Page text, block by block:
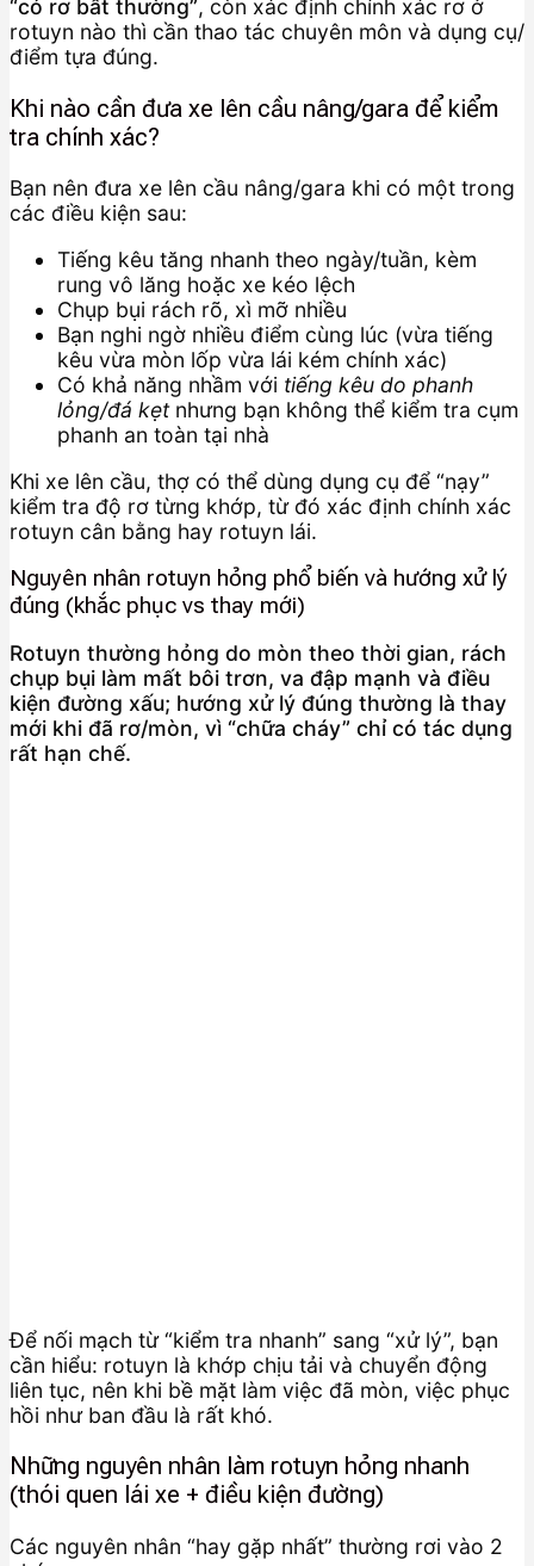
“có rơ bất thường”, còn xác định chính xác rơ ở
rotuyn nào thì cần thao tác chuyên môn và dụng cụ/
điểm tựa đúng.
Khi nào cần đưa xe lên cầu nâng/gara để kiểm
tra chính xác?
Bạn nên đưa xe lên cầu nâng/gara khi có một trong
các điều kiện sau:
Tiếng kêu tăng nhanh theo ngày/tuần, kèm
rung vô lăng hoặc xe kéo lệch
Chụp bụi rách rõ, xì mỡ nhiều
Bạn nghi ngờ nhiều điểm cùng lúc (vừa tiếng
kêu vừa mòn lốp vừa lái kém chính xác)
Có khả năng nhầm với tiếng kêu do phanh
lỏng/đá kẹtnhưng bạn không thể kiểm tra cụm
phanh an toàn tại nhà
Khi xe lên cầu, thợ có thể dùng dụng cụ để “nạy”
kiểm tra độ rơ từng khớp, từ đó xác định chính xác
rotuyn cân bằng hay rotuyn lái.
Nguyên nhân rotuyn hỏng phổ biến và hướng xử lý
đúng (khắc phục vs thay mới)
Rotuyn thường hỏng do mòn theo thời gian, rách
chụp bụi làm mất bôi trơn, va đập mạnh và điều
kiện đường xấu; hướng xử lý đúng thường là thay
mới khi đã rơ/mòn, vì “chữa cháy” chỉ có tác dụng
rất hạn chế.
Để nối mạch từ “kiểm tra nhanh” sang “xử lý”, bạn
cần hiểu: rotuyn là khớp chịu tải và chuyển động
liên tục, nên khi bề mặt làm việc đã mòn, việc phục
hồi như ban đầu là rất khó.
Những nguyên nhân làm rotuyn hỏng nhanh
(thói quen lái xe + điều kiện đường)
Các nguyên nhân “hay gặp nhất” thường rơi vào 2